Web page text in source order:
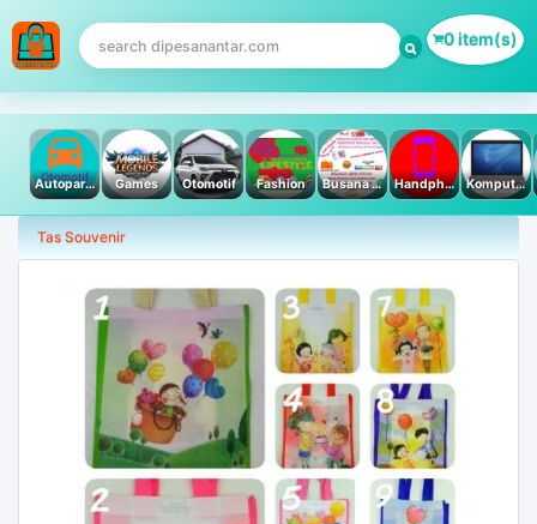
0 item(s)
Autoparts Games Otomotif Fashion Busana Muslim Handphone & Tablet Komputer PC & Laptop
Tas Souvenir